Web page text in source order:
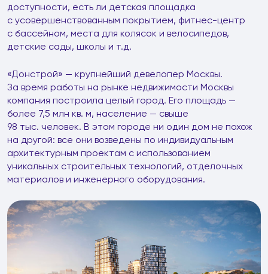
доступности, есть ли детская площадка
с усовершенствованным покрытием, фитнес-центр
с бассейном, места для колясок и велосипедов,
детские сады, школы и т.д.
«Донстрой» — крупнейший девелопер Москвы.
За время работы на рынке недвижимости Москвы
компания построила целый город. Его площадь —
более 7,5 млн кв. м, население — свыше
98 тыс. человек. В этом городе ни один дом не похож
на другой: все они возведены по индивидуальным
архитектурным проектам с использованием
уникальных строительных технологий, отделочных
материалов и инженерного оборудования.